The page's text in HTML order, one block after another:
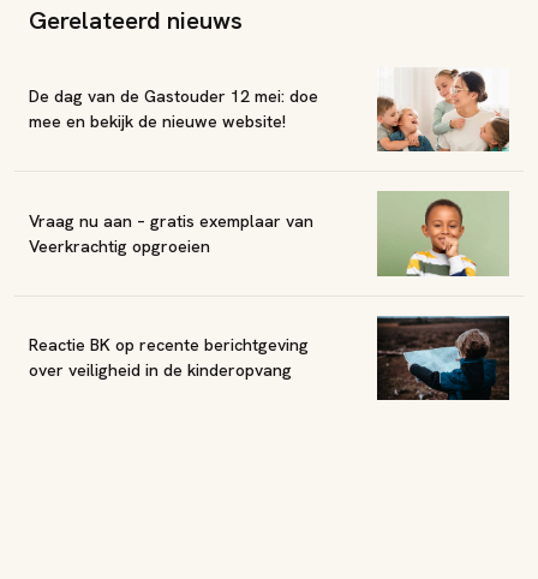
Gerelateerd nieuws
De dag van de Gastouder 12 mei: doe
mee en bekijk de nieuwe website!
Vraag nu aan – gratis exemplaar van
Veerkrachtig opgroeien
Reactie BK op recente berichtgeving
over veiligheid in de kinderopvang